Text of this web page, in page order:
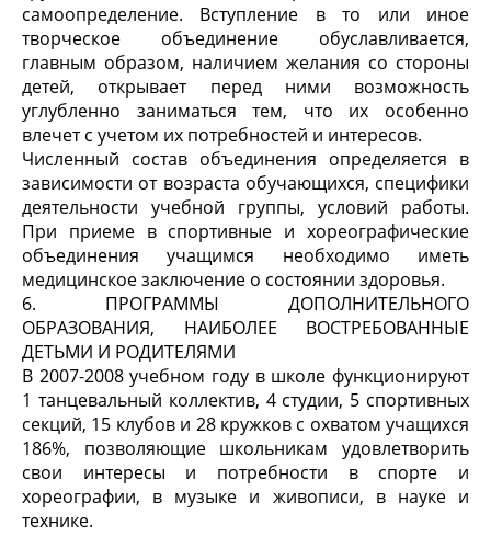
самоопределение. Вступление в то или иное
творческое объединение обуславливается,
главным образом, наличием желания со стороны
детей, открывает перед ними возможность
углубленно заниматься тем, что их особенно
влечет с учетом их потребностей и интересов.
Численный состав объединения определяется в
зависимости от возраста обучающихся, специфики
деятельности учебной группы, условий работы.
При приеме в спортивные и хореографические
объединения учащимся необходимо иметь
медицинское заключение о состоянии здоровья.
6. ПРОГРАММЫ ДОПОЛНИТЕЛЬНОГО
ОБРАЗОВАНИЯ, НАИБОЛЕЕ ВОСТРЕБОВАННЫЕ
ДЕТЬМИ И РОДИТЕЛЯМИ
В 2007-2008 учебном году в школе функционируют
1 танцевальный коллектив, 4 студии, 5 спортивных
секций, 15 клубов и 28 кружков с охватом учащихся
186%, позволяющие школьникам удовлетворить
свои интересы и потребности в спорте и
хореографии, в музыке и живописи, в науке и
технике.